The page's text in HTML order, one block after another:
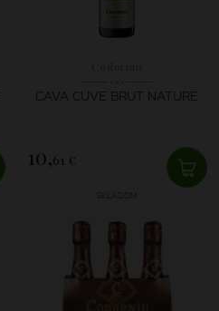
CAVA CUVE BRUT NATURE
10,61 €
SKLADOM